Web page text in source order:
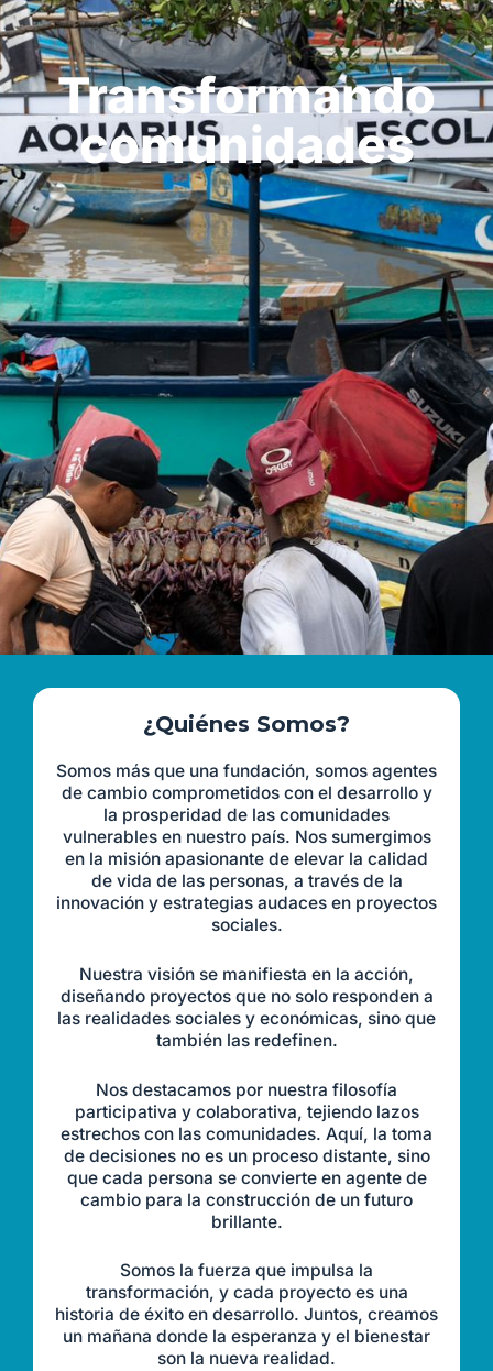
Transformando
comunidades
¿Quiénes Somos?
Somos más que una fundación, somos agentes
de cambio comprometidos con el desarrollo y
la prosperidad de las comunidades
vulnerables en nuestro país. Nos sumergimos
en la misión apasionante de elevar la calidad
de vida de las personas, a través de la
innovación y estrategias audaces en proyectos
sociales.
Nuestra visión se manifiesta en la acción,
diseñando proyectos que no solo responden a
las realidades sociales y económicas, sino que
también las redefinen.
Nos destacamos por nuestra filosofía
participativa y colaborativa, tejiendo lazos
estrechos con las comunidades. Aquí, la toma
de decisiones no es un proceso distante, sino
que cada persona se convierte en agente de
cambio para la construcción de un futuro
brillante.
Somos la fuerza que impulsa la
transformación, y cada proyecto es una
historia de éxito en desarrollo. Juntos, creamos
un mañana donde la esperanza y el bienestar
son la nueva realidad.